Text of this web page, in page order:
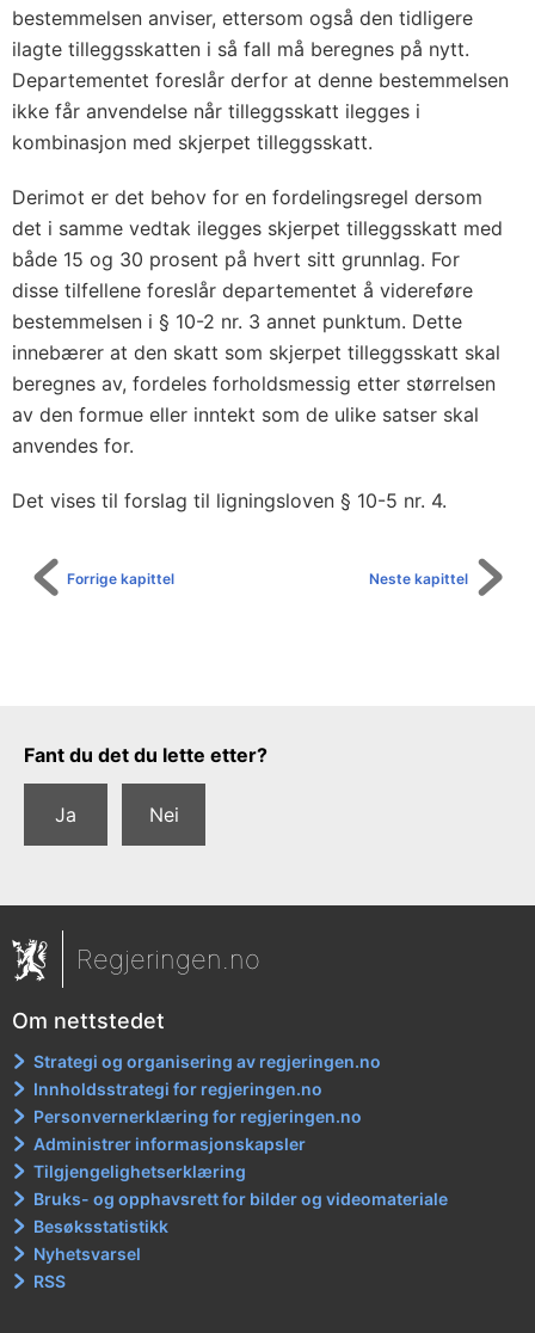
bestemmelsen anviser, ettersom også den tidligere
ilagte tilleggsskatten i så fall må beregnes på nytt.
Departementet foreslår derfor at denne bestemmelsen
ikke får anvendelse når tilleggsskatt ilegges i
kombinasjon med skjerpet tilleggsskatt.
Derimot er det behov for en fordelingsregel dersom
det i samme vedtak ilegges skjerpet tilleggsskatt med
både 15 og 30 prosent på hvert sitt grunnlag. For
disse tilfellene foreslår departementet å videreføre
bestemmelsen i § 10-2 nr. 3 annet punktum. Dette
innebærer at den skatt som skjerpet tilleggsskatt skal
beregnes av, fordeles forholdsmessig etter størrelsen
av den formue eller inntekt som de ulike satser skal
anvendes for.
Det vises til forslag til ligningsloven § 10-5 nr. 4.
Neste kapittel
Forrige kapittel
Tilbakemeldingsskjema
Fant du det du lette etter?
Ja Nei
Regjeringen.no
Om nettstedet
Strategi og organisering av regjeringen.no
Innholdsstrategi for regjeringen.no
Personvernerklæring for regjeringen.no
Administrer informasjonskapsler
Tilgjengelighetserklæring
Bruks- og opphavsrett for bilder og videomateriale
Besøksstatistikk
Nyhetsvarsel
RSS